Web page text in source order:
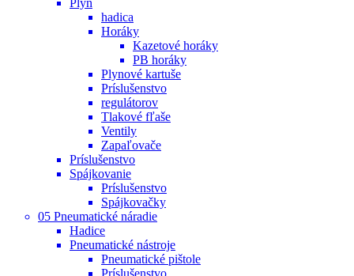
hadica
Horáky
Kazetové horáky
PB horáky
Plynové kartuše
Príslušenstvo
regulátorov
Tlakové fľaše
Ventily
Zapaľovače
Príslušenstvo
Spájkovanie
Príslušenstvo
Spájkovačky
05 Pneumatické náradie
Hadice
Pneumatické nástroje
Pneumatické pištole
Príslušenstvo